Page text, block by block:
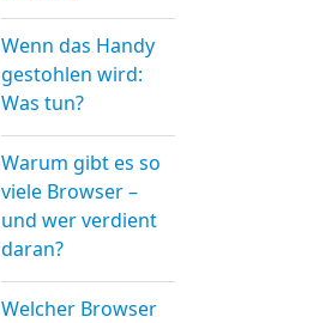
Wenn das Handy
gestohlen wird:
Was tun?
Warum gibt es so
viele Browser –
und wer verdient
daran?
Welcher Browser